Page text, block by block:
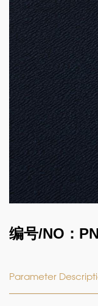
编号/NO：
Parameter